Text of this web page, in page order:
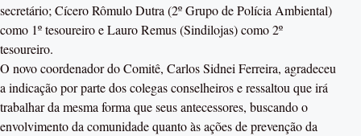
secretário; Cícero Rômulo Dutra (2º Grupo de Polícia Ambiental)
como 1º tesoureiro e Lauro Remus (Sindilojas) como 2º
tesoureiro.
O novo coordenador do Comitê, Carlos Sidnei Ferreira, agradeceu
a indicação por parte dos colegas conselheiros e ressaltou que irá
trabalhar da mesma forma que seus antecessores, buscando o
envolvimento da comunidade quanto às ações de prevenção da